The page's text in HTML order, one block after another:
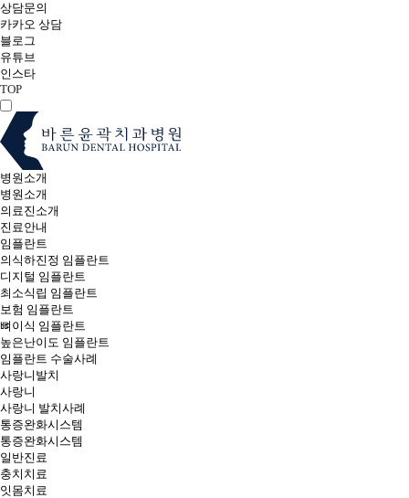
상담문의
카카오 상담
블로그
유튜브
인스타
TOP
병원소개
병원소개
의료진소개
진료안내
임플란트
의식하진정 임플란트
디지털 임플란트
최소식립 임플란트
보험 임플란트
뼈이식 임플란트
높은난이도 임플란트
임플란트 수술사례
사랑니발치
사랑니
사랑니 발치사례
통증완화시스템
통증완화시스템
일반진료
충치치료
잇몸치료